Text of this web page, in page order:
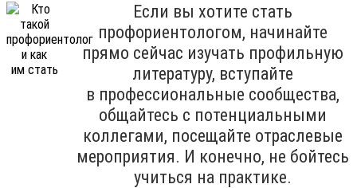
Если вы хотите стать
профориентологом, начинайте
прямо сейчас изучать профильную
литературу, вступайте
в профессиональные сообщества,
общайтесь с потенциальными
коллегами, посещайте отраслевые
мероприятия. И конечно, не бойтесь
учиться на практике.